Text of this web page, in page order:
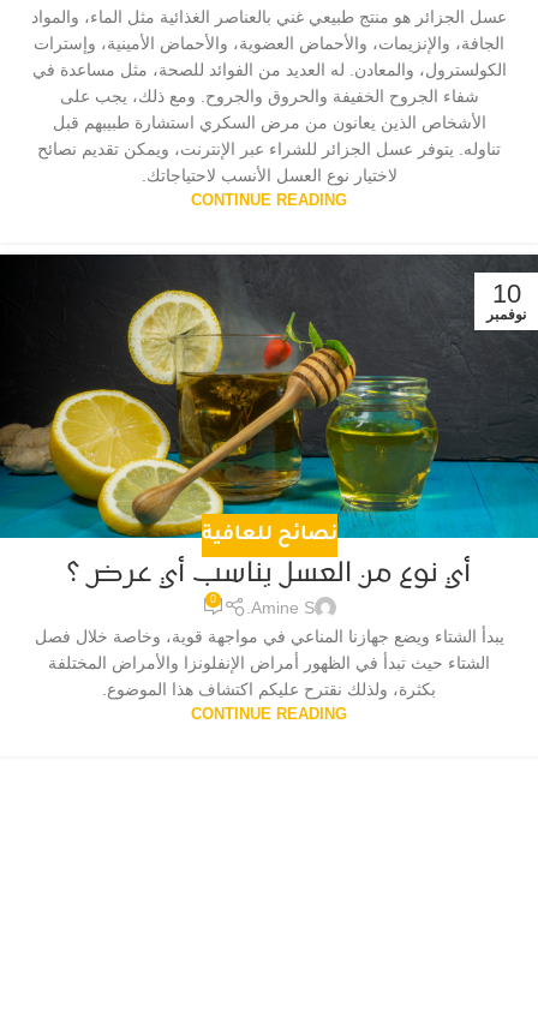
عسل الجزائر هو منتج طبيعي غني بالعناصر الغذائية مثل الماء، والمواد
الجافة، والإنزيمات، والأحماض العضوية، والأحماض الأمينية، وإسترات
الكولسترول، والمعادن. له العديد من الفوائد للصحة، مثل مساعدة في
شفاء الجروح الخفيفة والحروق والجروح. ومع ذلك، يجب على
الأشخاص الذين يعانون من مرض السكري استشارة طبيبهم قبل
تناوله. يتوفر عسل الجزائر للشراء عبر الإنترنت، ويمكن تقديم نصائح
لاختيار نوع العسل الأنسب لاحتياجاتك.
CONTINUE READING
10
نوفمبر
نصائح للعافية
أي نوع من العسل يناسب أي عرض ؟
Amine S.
0
يبدأ الشتاء ويضع جهازنا المناعي في مواجهة قوية، وخاصة خلال فصل
الشتاء حيث تبدأ في الظهور أمراض الإنفلونزا والأمراض المختلفة
بكثرة، ولذلك نقترح عليكم اكتشاف هذا الموضوع.
CONTINUE READING